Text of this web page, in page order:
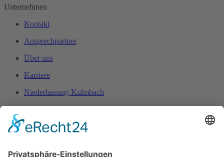
Unternehmen
Kontakt
Ansprechpartner
Über uns
Karriere
Niederlassung Kulmbach
Grundfos Servicepartner